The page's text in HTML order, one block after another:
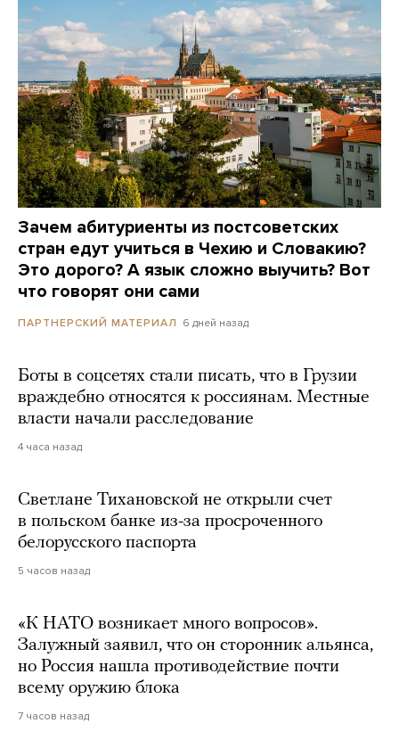
Зачем абитуриенты из постсоветских
стран едут учиться в Чехию и Словакию?
Это дорого? А язык сложно выучить? Вот
что говорят они сами
ПАРТНЕРСКИЙ МАТЕРИАЛ 6 дней назад
Боты в соцсетях стали писать, что в Грузии
враждебно относятся к россиянам. Местные
власти начали расследование
4 часа назад
Светлане Тихановской не открыли счет
в польском банке из-за просроченного
белорусского паспорта
5 часов назад
«К НАТО возникает много вопросов».
Залужный заявил, что он сторонник альянса,
но Россия нашла противодействие почти
всему оружию блока
7 часов назад